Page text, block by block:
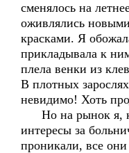
сменялось на
оживлялись
красками. Я
прикладывала к
плела венки из
В плотных
невидимо! Хоть
Но на рынок я,
интересы за
проникали, все